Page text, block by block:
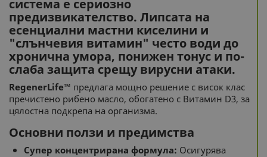
система е сериозно
предизвикателство. Липсата на
есенциални мастни киселини и
"слънчевия витамин" често води до
хронична умора, понижен тонус и по-
слаба защита срещу вирусни атаки.
RegenerLife™ предлага мощно решение с висок клас
пречистено рибено масло, обогатено с Витамин D3, за
цялостна подкрепа на организма.
Основни ползи и предимства
Супер концентрирана формула: Осигурява